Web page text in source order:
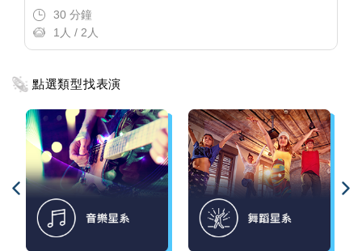
30 分鐘
1人 / 2人
點選類型找表演